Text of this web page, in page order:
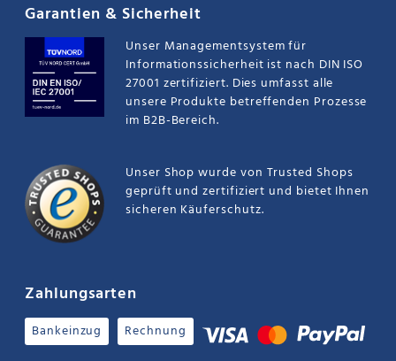
Garantien & Sicherheit
Unser Managementsystem für
Informationssicherheit ist nach DIN ISO
27001 zertifiziert. Dies umfasst alle
unsere Produkte betreffenden Prozesse
im B2B-Bereich.
Unser Shop wurde von Trusted Shops
geprüft und zertifiziert und bietet Ihnen
sicheren Käuferschutz.
Zahlungsarten
Bankeinzug Rechnung